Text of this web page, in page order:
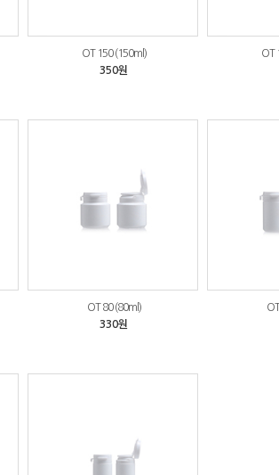
OT 150 (150ml)
350원
OT
OT 80 (80ml)
330원